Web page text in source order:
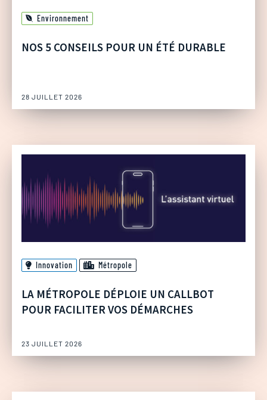
Environnement
NOS 5 CONSEILS POUR UN ÉTÉ DURABLE
28 JUILLET 2026
Innovation Métropole
LA MÉTROPOLE DÉPLOIE UN CALLBOT
POUR FACILITER VOS DÉMARCHES
23 JUILLET 2026